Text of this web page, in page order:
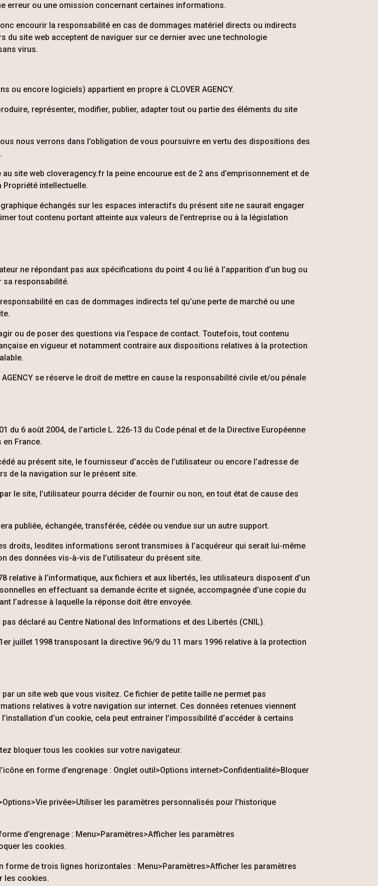
erreur ou une omission concernant certaines informations.
encourir la responsabilité en cas de dommages matériel directs ou indirects
du site web acceptent de naviguer sur ce dernier avec une technologie
virus.
ou encore logiciels) appartient en propre à CLOVER AGENCY.
représenter, modifier, publier, adapter tout ou partie des éléments du site
nous verrons dans l’obligation de vous poursuivre en vertu des dispositions des
au site web cloveragency.fr la peine encourue est de 2 ans d’emprisonnement et de
Propriété intellectuelle.
échangés sur les espaces interactifs du présent site ne saurait engager
tout contenu portant atteinte aux valeurs de l’entreprise ou à la législation
ne répondant pas aux spécifications du point 4 ou lié à l’apparition d’un bug ou
sa responsabilité.
en cas de dommages indirects tel qu’une perte de marché ou une
ou de poser des questions via l’espace de contact. Toutefois, tout contenu
en vigueur et notamment contraire aux dispositions relatives à la protection
AGENCY se réserve le droit de mettre en cause la responsabilité civile et/ou pénale
du 6 août 2004, de l’article L. 226-13 du Code pénal et de la Directive Européenne
France.
au présent site, le fournisseur d’accès de l’utilisateur ou encore l’adresse de
de la navigation sur le présent site.
le site, l’utilisateur pourra décider de fournir ou non, en tout état de cause des
publiée, échangée, transférée, cédée ou vendue sur un autre support.
droits, lesdites informations seront transmises à l’acquéreur qui serait lui-même
des données vis-à-vis de l’utilisateur du présent site.
relative à l’informatique, aux fichiers et aux libertés, les utilisateurs disposent d’un
en effectuant sa demande écrite et signée, accompagnée d’une copie du
l’adresse à laquelle la réponse doit être envoyée.
déclaré au Centre National des Informations et des Libertés (CNIL).
juillet 1998 transposant la directive 96/9 du 11 mars 1996 relative à la protection
un site web que vous visitez. Ce fichier de petite taille ne permet pas
relatives à votre navigation sur internet. Ces données retenues viennent
d’un cookie, cela peut entrainer l’impossibilité d’accéder à certains
bloquer tous les cookies sur votre navigateur.
en forme d’engrenage : Onglet outil>Options internet>Confidentialité>Bloquer
privée>Utiliser les paramètres personnalisés pour l’historique
d’engrenage : Menu>Paramètres>Afficher les paramètres
les cookies.
forme de trois lignes horizontales : Menu>Paramètres>Afficher les paramètres
les cookies.